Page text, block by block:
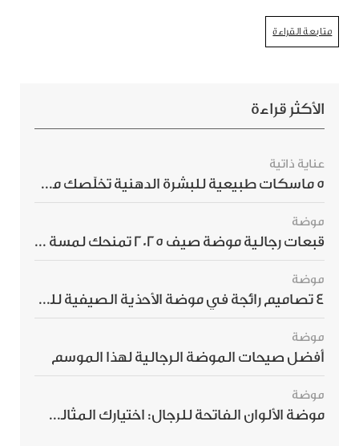
متابعة القراءة
الأكثر قراءة
عناية ذاتية
5 ماسكات طبيعية للبشرة الدهنية تخلّصك من الحبوب بسرعة
موضة
قبعات رجالية موضة صيف 2025 تمنحك لمسة أناقة استثنائية
موضة
4 تصاميم رائجة في موضة الأحذية الصيفية للرجال هذا الموسم
موضة
أفضل صيحات الموضة الرجالية لهذا الموسم
موضة
موضة الألوان الفاتحة للرجال: اختيارك المثالي لإطلالة صيفية مبهرة